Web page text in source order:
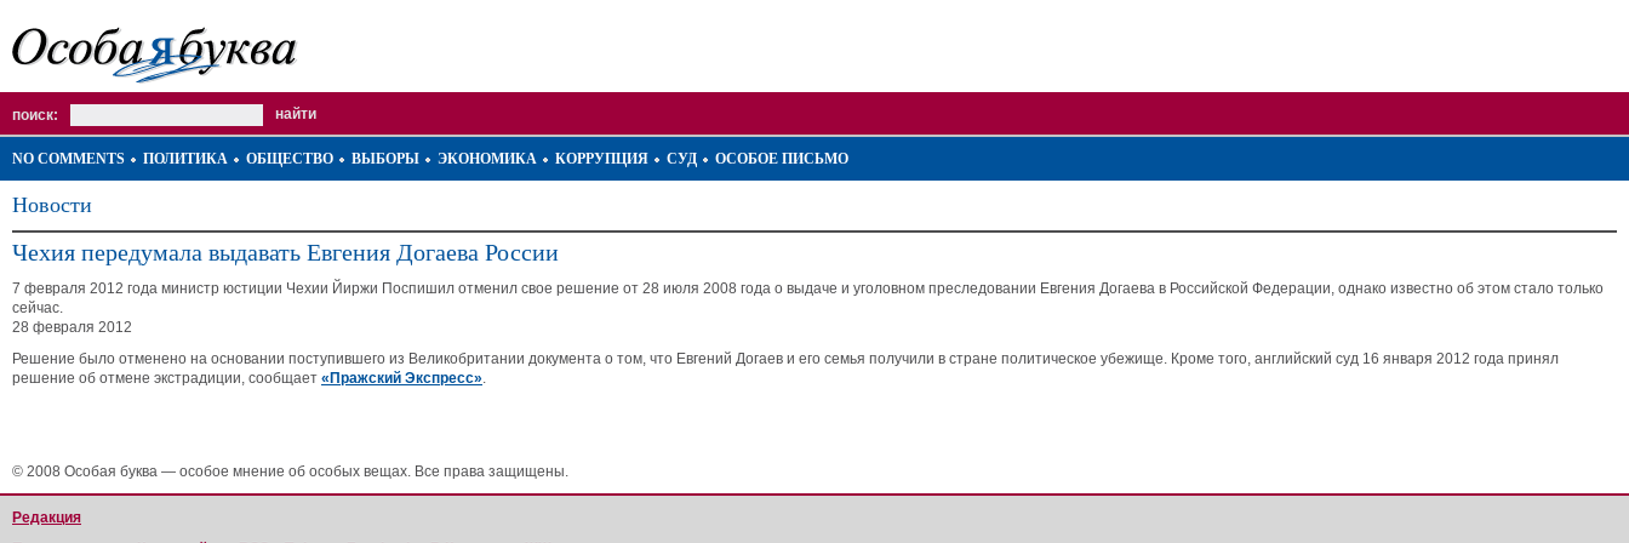
поиск:
NO COMMENTS ПОЛИТИКА ОБЩЕСТВО ВЫБОРЫ ЭКОНОМИКА КОРРУПЦИЯ СУД ОСОБОЕ ПИСЬМО
Новости
Чехия передумала выдавать Евгения Догаева России
7 февраля 2012 года министр юстиции Чехии Йиржи Поспишил отменил свое решение от 28 июля 2008 года о выдаче и уголовном преследовании Евгения Догаева в Российской Федерации, однако известно об этом стало только
сейчас.
28 февраля 2012
Решение было отменено на основании поступившего из Великобритании документа о том, что Евгений Догаев и его семья получили в стране политическое убежище. Кроме того, английский суд 16 января 2012 года принял
решение об отмене экстрадиции, сообщает «Пражский Экспресс».
© 2008 Особая буква — особое мнение об особых вещах. Все права защищены.
Редакция